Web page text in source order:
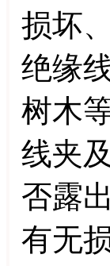
损坏
绝缘
树木
线夹
否露
有无